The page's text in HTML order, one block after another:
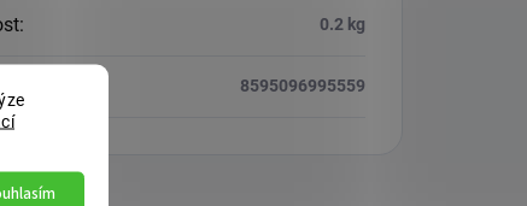
: 0.2 kg
8595096995559